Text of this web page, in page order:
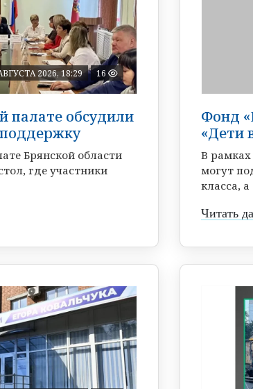
2026, 18:29 16
палате обсудили
Брянской области
где участники
Фонд
«Дети
В
могут
класса, а
Читать